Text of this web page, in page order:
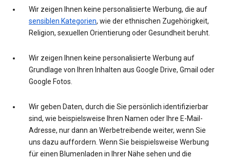
Wir zeigen Ihnen keine personalisierte Werbung, die auf
sensiblen Kategorien, wie der ethnischen Zugehörigkeit,
Religion, sexuellen Orientierung oder Gesundheit beruht.
Wir zeigen Ihnen keine personalisierte Werbung auf
Grundlage von Ihren Inhalten aus Google Drive, Gmail oder
Google Fotos.
Wir geben Daten, durch die Sie persönlich identifizierbar
sind, wie beispielsweise Ihren Namen oder Ihre E-Mail-
Adresse, nur dann an Werbetreibende weiter, wenn Sie
uns dazu auffordern. Wenn Sie beispielsweise Werbung
für einen Blumenladen in Ihrer Nähe sehen und die